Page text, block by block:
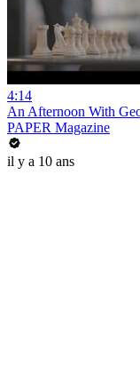
4:14
An Afternoon With
PAPER Magazine
il y a 10 ans